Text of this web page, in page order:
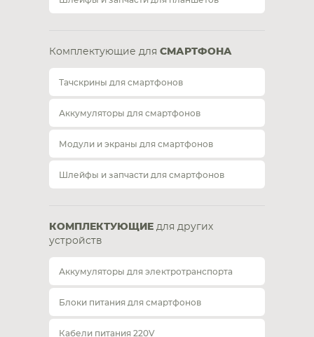
Комплектующие для СМАРТФОНА
Тачскрины для смартфонов
Аккумуляторы для смартфонов
Модули и экраны для смартфонов
Шлейфы и запчасти для смартфонов
КОМПЛЕКТУЮЩИЕ для других
устройств
Аккумуляторы для электротранспорта
Блоки питания для смартфонов
Кабели питания 220V